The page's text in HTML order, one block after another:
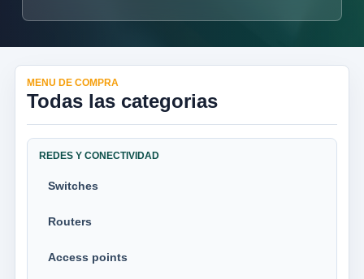
MENU DE COMPRA
Todas las categorias
REDES Y CONECTIVIDAD
Switches
Routers
Access points